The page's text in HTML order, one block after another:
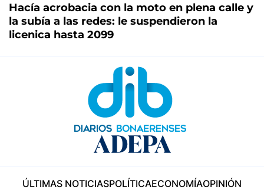
Hacía acrobacia con la moto en plena calle y
la subía a las redes: le suspendieron la
licenica hasta 2099
ÚLTIMAS NOTICIASPOLÍTICAECONOMÍAOPINIÓN